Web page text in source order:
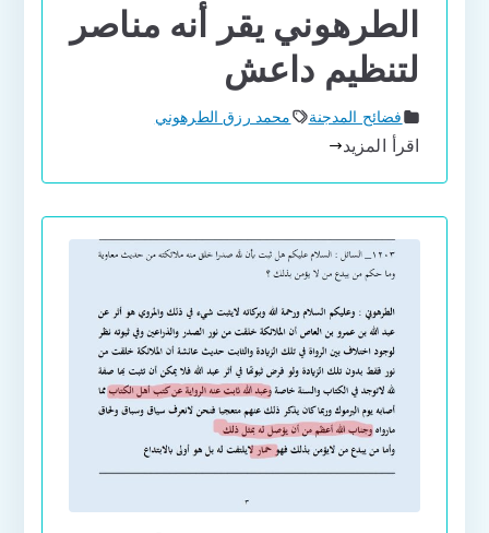
الطرهوني يقر أنه مناصر
لتنظيم داعش
فضائح المدجنة محمد رزق الطرهوني
اقرأ المزيد